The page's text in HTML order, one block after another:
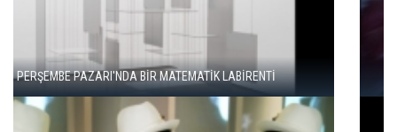
"ŞEHRİ BİZ ÖĞRENMİYORUZ, TELEFONUMUZ ÖĞRENİYOR"